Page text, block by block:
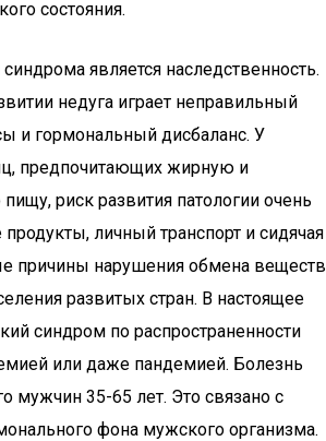
состояния.
является наследственность.
недуга играет неправильный
и гормональный дисбаланс. У
предпочитающих жирную и
риск развития патологии очень
личный транспорт и сидячая
причины нарушения обмена веществ
развитых стран. В настоящее
синдром по распространенности
или даже пандемией. Болезнь
мужчин 35-65 лет. Это связано с
фона мужского организма.